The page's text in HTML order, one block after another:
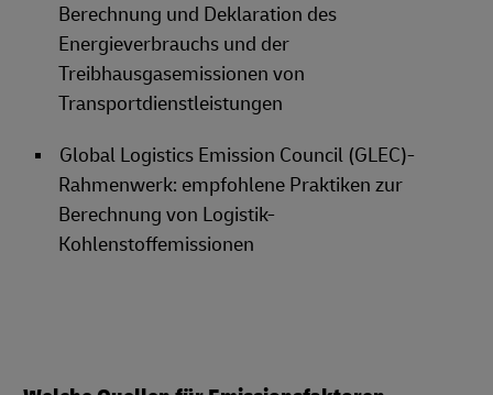
Berechnung und Deklaration des
Energieverbrauchs und der
Treibhausgasemissionen von
Transportdienstleistungen
Global Logistics Emission Council (GLEC)-
Rahmenwerk: empfohlene Praktiken zur
Berechnung von Logistik-
Kohlenstoffemissionen